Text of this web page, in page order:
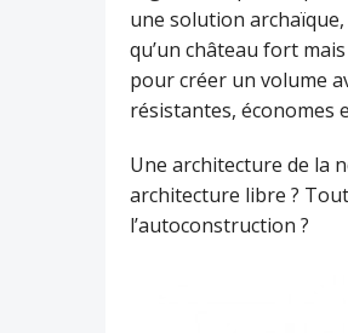
une solution
qu’un château fort
pour créer un volume
résistantes, économes
Une architecture de la
architecture libre ?
l’autoconstruction ?